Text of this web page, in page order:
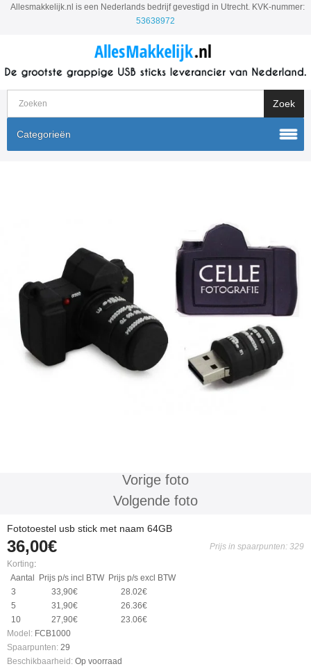
Allesmakkelijk.nl is een Nederlands bedrijf gevestigd in Utrecht. KVK-nummer:
53638972
Categorieën
Vorige foto
Volgende foto
Fototoestel usb stick met naam 64GB
36,00€
Prijs in spaarpunten: 329
Korting:
Aantal
Prijs p/s incl BTW Prijs p/s excl BTW
3
33,90€
28.02€
5
31,90€
26.36€
10
27,90€
23.06€
Model: FCB1000
Spaarpunten: 29
Beschikbaarheid: Op voorraad